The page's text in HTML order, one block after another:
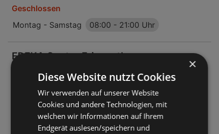
Geschlossen
Montag - Samstag
08:00 - 21:00 Uhr
EDEKA Center Friesoythe
26169 Friesoythe
ANGEBOTE: 0
PROSPEKTE:
0
ENTFERNUNG: 100,92 km
×
Diese Website nutzt Cookies
Wir verwenden auf unserer Website
Cookies und andere Technologien, mit
welchen wir Informationen auf Ihrem
Endgerät auslesen/speichern und